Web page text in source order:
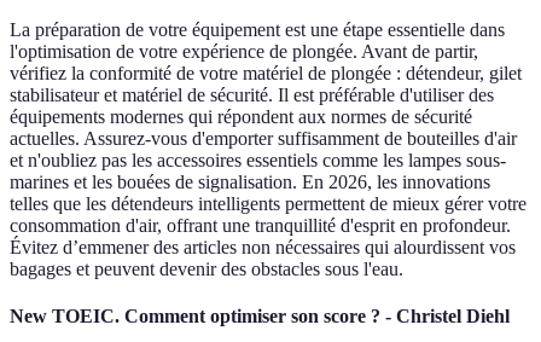
La préparation de votre équipement est une étape essentielle dans
l'optimisation de votre expérience de plongée. Avant de partir,
vérifiez la conformité de votre matériel de plongée : détendeur, gilet
stabilisateur et matériel de sécurité. Il est préférable d'utiliser des
équipements modernes qui répondent aux normes de sécurité
actuelles. Assurez-vous d'emporter suffisamment de bouteilles d'air
et n'oubliez pas les accessoires essentiels comme les lampes sous-
marines et les bouées de signalisation. En 2026, les innovations
telles que les détendeurs intelligents permettent de mieux gérer votre
consommation d'air, offrant une tranquillité d'esprit en profondeur.
Évitez d’emmener des articles non nécessaires qui alourdissent vos
bagages et peuvent devenir des obstacles sous l'eau.
New TOEIC. Comment optimiser son score ? - Christel Diehl